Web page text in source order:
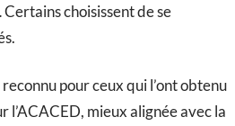
choisissent de se
pour ceux qui l’ont obtenu
l’ACACED, mieux alignée avec la